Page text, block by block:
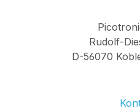
Rudolf-
D-56070